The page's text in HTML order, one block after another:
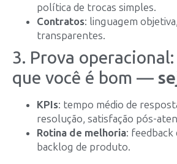
política de trocas simples.
Contratos: linguagem
transparentes.
3. Prova
que você é bom —
KPIs: tempo médio de
resolução, satisfação pós-
Rotina de melhoria: feedback
backlog de produto.